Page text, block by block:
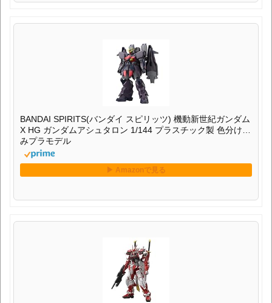
BANDAI SPIRITS(バンダイ スピリッツ) 機動新世紀ガンダム
X HG ガンダムアシュタロン 1/144 プラスチック製 色分け済
みプラモデル